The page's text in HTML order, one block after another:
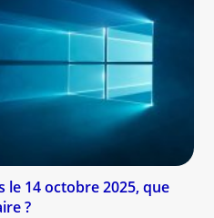
le 14 octobre 2025, que
?